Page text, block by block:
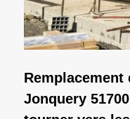
Remplacement
Jonquery